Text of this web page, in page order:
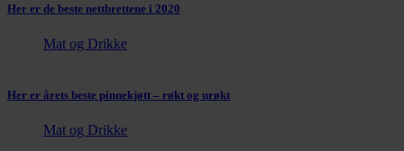
Her er de beste nettbrettene i 2020
Mat og Drikke
Her er årets beste pinnekjøtt – røkt og urøkt
Mat og Drikke